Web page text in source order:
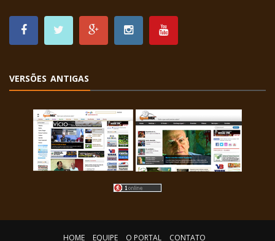
VERSÕES ANTIGAS
HOME EQUIPE O PORTAL CONTATO